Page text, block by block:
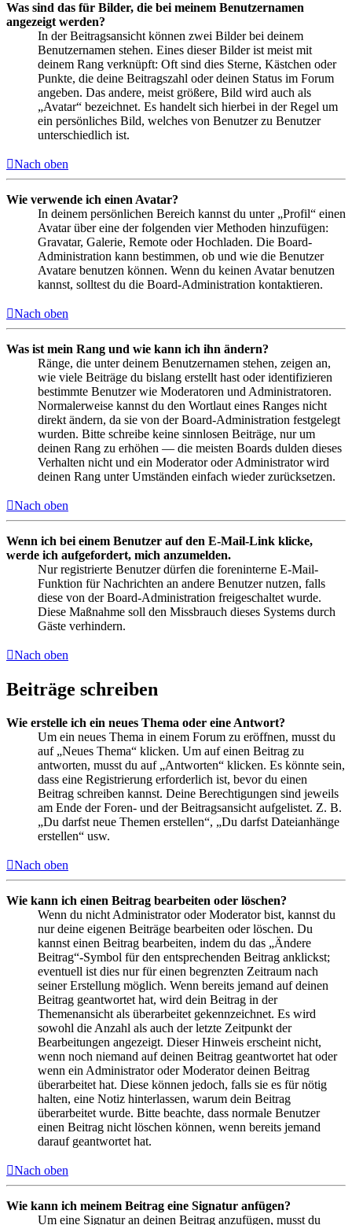
Was sind das für Bilder, die bei meinem Benutzernamen
angezeigt werden?
In der Beitragsansicht können zwei Bilder bei deinem
Benutzernamen stehen. Eines dieser Bilder ist meist mit
deinem Rang verknüpft: Oft sind dies Sterne, Kästchen oder
Punkte, die deine Beitragszahl oder deinen Status im Forum
angeben. Das andere, meist größere, Bild wird auch als
„Avatar“ bezeichnet. Es handelt sich hierbei in der Regel um
ein persönliches Bild, welches von Benutzer zu Benutzer
unterschiedlich ist.
Nach oben
Wie verwende ich einen Avatar?
In deinem persönlichen Bereich kannst du unter „Profil“ einen
Avatar über eine der folgenden vier Methoden hinzufügen:
Gravatar, Galerie, Remote oder Hochladen. Die Board-
Administration kann bestimmen, ob und wie die Benutzer
Avatare benutzen können. Wenn du keinen Avatar benutzen
kannst, solltest du die Board-Administration kontaktieren.
Nach oben
Was ist mein Rang und wie kann ich ihn ändern?
Ränge, die unter deinem Benutzernamen stehen, zeigen an,
wie viele Beiträge du bislang erstellt hast oder identifizieren
bestimmte Benutzer wie Moderatoren und Administratoren.
Normalerweise kannst du den Wortlaut eines Ranges nicht
direkt ändern, da sie von der Board-Administration festgelegt
wurden. Bitte schreibe keine sinnlosen Beiträge, nur um
deinen Rang zu erhöhen — die meisten Boards dulden dieses
Verhalten nicht und ein Moderator oder Administrator wird
deinen Rang unter Umständen einfach wieder zurücksetzen.
Nach oben
Wenn ich bei einem Benutzer auf den E-Mail-Link klicke,
werde ich aufgefordert, mich anzumelden.
Nur registrierte Benutzer dürfen die foreninterne E-Mail-
Funktion für Nachrichten an andere Benutzer nutzen, falls
diese von der Board-Administration freigeschaltet wurde.
Diese Maßnahme soll den Missbrauch dieses Systems durch
Gäste verhindern.
Nach oben
Beiträge schreiben
Wie erstelle ich ein neues Thema oder eine Antwort?
Um ein neues Thema in einem Forum zu eröffnen, musst du
auf „Neues Thema“ klicken. Um auf einen Beitrag zu
antworten, musst du auf „Antworten“ klicken. Es könnte sein,
dass eine Registrierung erforderlich ist, bevor du einen
Beitrag schreiben kannst. Deine Berechtigungen sind jeweils
am Ende der Foren- und der Beitragsansicht aufgelistet. Z. B.
„Du darfst neue Themen erstellen“, „Du darfst Dateianhänge
erstellen“ usw.
Nach oben
Wie kann ich einen Beitrag bearbeiten oder löschen?
Wenn du nicht Administrator oder Moderator bist, kannst du
nur deine eigenen Beiträge bearbeiten oder löschen. Du
kannst einen Beitrag bearbeiten, indem du das „Ändere
Beitrag“-Symbol für den entsprechenden Beitrag anklickst;
eventuell ist dies nur für einen begrenzten Zeitraum nach
seiner Erstellung möglich. Wenn bereits jemand auf deinen
Beitrag geantwortet hat, wird dein Beitrag in der
Themenansicht als überarbeitet gekennzeichnet. Es wird
sowohl die Anzahl als auch der letzte Zeitpunkt der
Bearbeitungen angezeigt. Dieser Hinweis erscheint nicht,
wenn noch niemand auf deinen Beitrag geantwortet hat oder
wenn ein Administrator oder Moderator deinen Beitrag
überarbeitet hat. Diese können jedoch, falls sie es für nötig
halten, eine Notiz hinterlassen, warum dein Beitrag
überarbeitet wurde. Bitte beachte, dass normale Benutzer
einen Beitrag nicht löschen können, wenn bereits jemand
darauf geantwortet hat.
Nach oben
Wie kann ich meinem Beitrag eine Signatur anfügen?
Um eine Signatur an deinen Beitrag anzufügen, musst du